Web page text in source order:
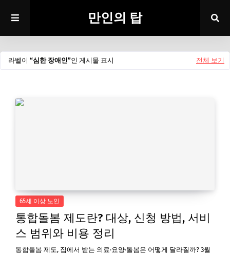
만인의 탑
라벨이 심한 장애인 인 게시물 표시 전체 보기
65세 이상 노인
통합돌봄 제도란? 대상, 신청 방법, 서비
스 범위와 비용 정리
통합돌봄 제도, 집에서 받는 의료·요양·돌봄은 어떻게 달라질까? 3월